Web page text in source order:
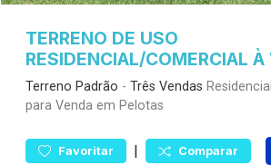
TERRENO DE USO
RESIDENCIAL/COMERCIAL À
Terreno Padrão - Três Vendas
para Venda em Pelotas
Favoritar | Comparar